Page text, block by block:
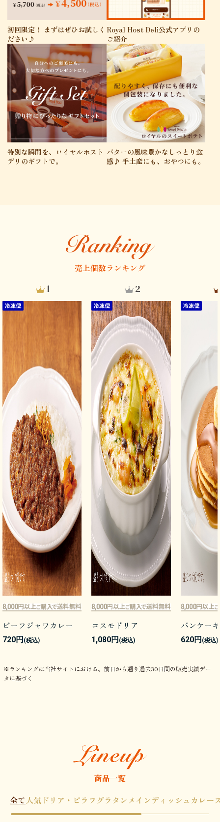
初回限定！ まずはぜひお試しく
ださい♪
Royal Host Deli公式アプリの
ご紹介
特別な瞬間を、ロイヤルホスト
デリのギフトで。
バターの風味豊かなしっとり食
感♪ 手土産にも、おやつにも。
売上個数ランキング
1
ビーフジャワカレー
720円 (税込)
2
コスモドリア
1,080円 (税込)
パンケーキ
620円 (税込)
※ランキングは当社サイトにおける、前日から遡り過去30日間の販売実績デー
タに基づく
商品一覧
全て 人気 ドリア・ピラフ グラタン メインディッシュ カレー